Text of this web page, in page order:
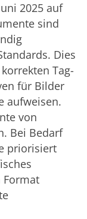
2025 auf
sind
Dies
Tag-
für Bilder
aufweisen.
von
Bei Bedarf
priorisiert